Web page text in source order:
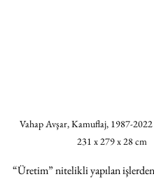
Vahap Avşar, Kamuflaj, 1987-
231 x 279 x 28 cm
“Üretim” nitelikli yapılan